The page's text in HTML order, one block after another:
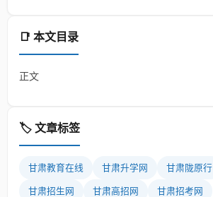
📑 本文目录
正文
🏷️ 文章标签
甘肃教育在线 甘肃升学网 甘肃陇原行
甘肃招生网 甘肃高招网 甘肃招考网